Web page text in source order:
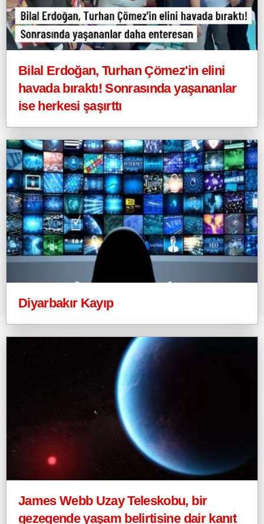
Bilal Erdoğan, Turhan Çömez'in elini
havada bıraktı! Sonrasında yaşananlar
ise herkesi şaşırttı
Diyarbakır Kayıp
James Webb Uzay Teleskobu, bir
gezegende yaşam belirtisine dair kanıt